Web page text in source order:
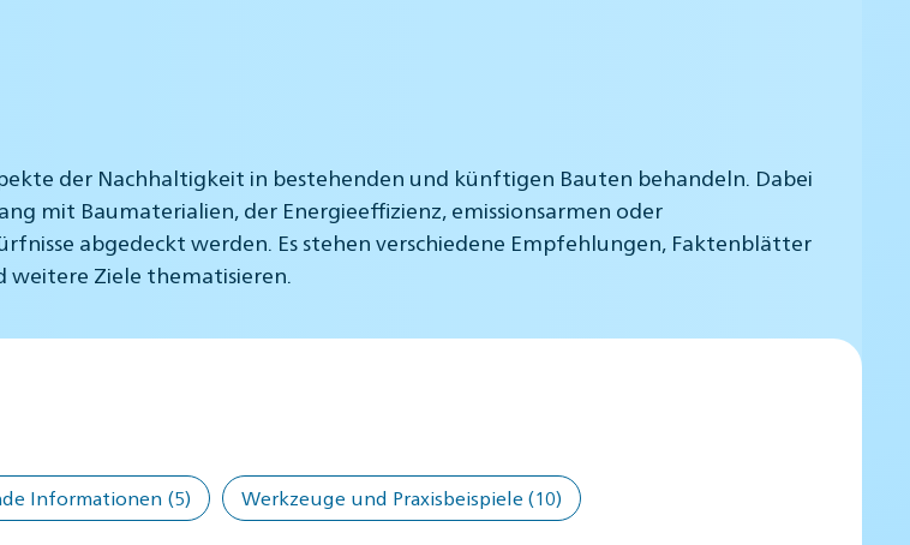
der Nachhaltigkeit in bestehenden und künftigen Bauten behandeln. Dabei
mit Baumaterialien, der Energieeffizienz, emissionsarmen oder
abgedeckt werden. Es stehen verschiedene Empfehlungen, Faktenblätter
weitere Ziele thematisieren.
Informationen (5) Werkzeuge und Praxisbeispiele (10)